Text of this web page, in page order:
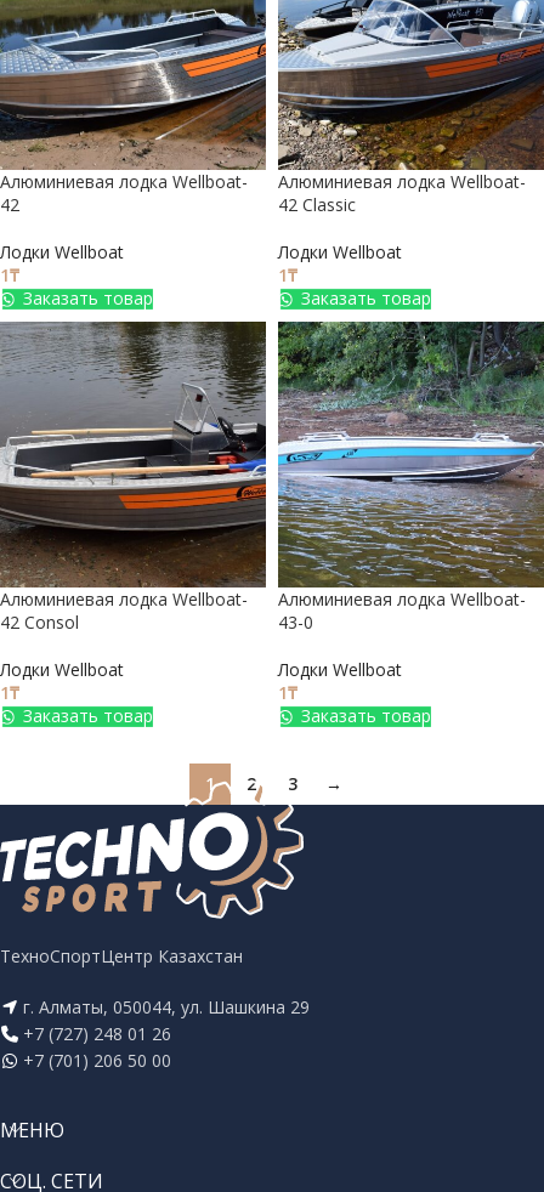
Алюминиевая лодка Wellboat-
42
Лодки Wellboat
1₸
Заказать товар
Алюминиевая лодка Wellboat-
42 Classic
Лодки Wellboat
1₸
Заказать товар
Алюминиевая лодка Wellboat-
42 Consol
Лодки Wellboat
1₸
Заказать товар
Алюминиевая лодка Wellboat-
43-0
Лодки Wellboat
1₸
Заказать товар
1 2 3 →
ТехноСпортЦентр Казахстан
г. Алматы, 050044, ул. Шашкина 29
+7 (727) 248 01 26
+7 (701) 206 50 00
МЕНЮ
СОЦ. СЕТИ